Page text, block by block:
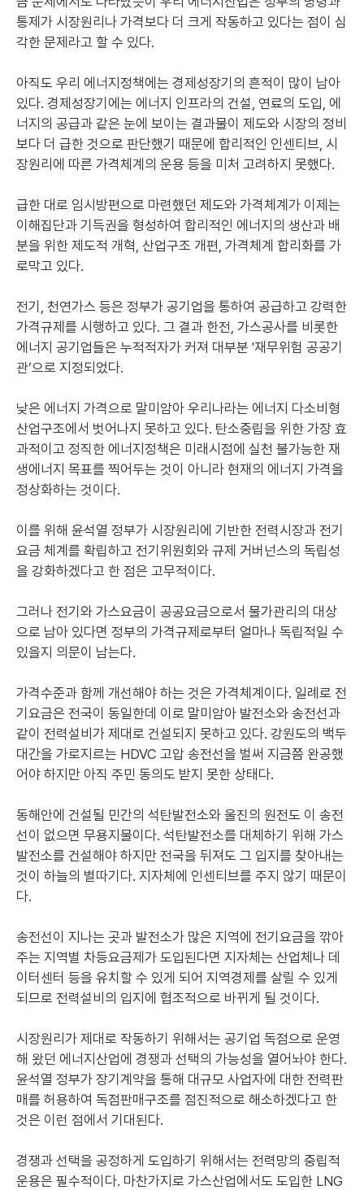
통제가 시장원리나 가격보다 더 크게 작동하고 있다는 점이 심
각한 문제라고 할 수 있다.
아직도 우리 에너지정책에는 경제성장기의 흔적이 많이 남아
있다. 경제성장기에는 에너지 인프라의 건설, 연료의 도입, 에
너지의 공급과 같은 눈에 보이는 결과물이 제도와 시장의 정비
보다 더 급한 것으로 판단했기 때문에 합리적인 인센티브, 시
장원리에 따른 가격체계의 운용 등을 미처 고려하지 못했다.
급한 대로 임시방편으로 마련했던 제도와 가격체계가 이제는
이해집단과 기득권을 형성하여 합리적인 에너지의 생산과 배
분을 위한 제도적 개혁, 산업구조 개편, 가격체계 합리화를 가
로막고 있다.
전기, 천연가스 등은 정부가 공기업을 통하여 공급하고 강력한
가격규제를 시행하고 있다. 그 결과 한전, 가스공사를 비롯한
에너지 공기업들은 누적적자가 커져 대부분 '재무위험 공공기
관’으로 지정되었다.
낮은 에너지 가격으로 말미암아 우리나라는 에너지 다소비형
산업구조에서 벗어나지 못하고 있다. 탄소중립을 위한 가장 효
과적이고 정직한 에너지정책은 미래시점에 실천 불가능한 재
생에너지 목표를 찍어두는 것이 아니라 현재의 에너지 가격을
정상화하는 것이다.
이를 위해 윤석열 정부가 시장원리에 기반한 전력시장과 전기
요금 체계를 확립하고 전기위원회와 규제 거버넌스의 독립성
을 강화하겠다고 한 점은 고무적이다.
그러나 전기와 가스요금이 공공요금으로서 물가관리의 대상
으로 남아 있다면 정부의 가격규제로부터 얼마나 독립적일 수
있을지 의문이 남는다.
가격수준과 함께 개선해야 하는 것은 가격체계이다. 일례로 전
기요금은 전국이 동일한데 이로 말미암아 발전소와 송전선과
같이 전력설비가 제대로 건설되지 못하고 있다. 강원도의 백두
대간을 가로지르는 HDVC 고압 송전선을 벌써 지금쯤 완공했
어야 하지만 아직 주민 동의도 받지 못한 상태다.
동해안에 건설될 민간의 석탄발전소와 울진의 원전도 이 송전
선이 없으면 무용지물이다. 석탄발전소를 대체하기 위해 가스
발전소를 건설해야 하지만 전국을 뒤져도 그 입지를 찾아내는
것이 하늘의 별따기다. 지자체에 인센티브를 주지 않기 때문이
다.
송전선이 지나는 곳과 발전소가 많은 지역에 전기요금을 깎아
주는 지역별 차등요금제가 도입된다면 지자체는 산업체나 데
이터센터 등을 유치할 수 있게 되어 지역경제를 살릴 수 있게
되므로 전력설비의 입지에 협조적으로 바뀌게 될 것이다.
시장원리가 제대로 작동하기 위해서는 공기업 독점으로 운영
해 왔던 에너지산업에 경쟁과 선택의 가능성을 열어놔야 한다.
윤석열 정부가 장기계약을 통해 대규모 사업자에 대한 전력판
매를 허용하여 독점판매구조를 점진적으로 해소하겠다고 한
것은 이런 점에서 기대된다.
경쟁과 선택을 공정하게 도입하기 위해서는 전력망의 중립적
운용은 필수적이다. 마찬가지로 가스산업에서도 도입한 LNG